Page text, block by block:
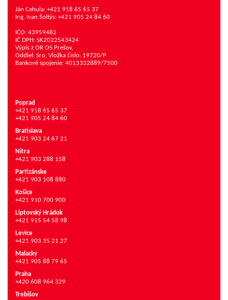
Ján Cehula: +421 918 65 65 37
Ing. Ivan Šoltýs: +421 905 24 84 60
IČO: 43959482
IČ DPH: SK2022543424
Výpis z OR OS Prešov,
Oddiel: Sro, Vložka číslo: 19720/P
Bankové spojenie: 4013332889/7500
Poprad
+421 918 65 65 37
+421 905 24 84 60
Bratislava
+421 903 24 67 21
Nitra
+421 903 288 158
Partizánske
+421 903 108 880
Košice
+421 910 700 900
Liptovský Hrádok
+421 915 54 58 98
Levice
+421 903 35 21 27
Malacky
+421 905 88 79 65
Praha
+420 608 964 329
Trebišov